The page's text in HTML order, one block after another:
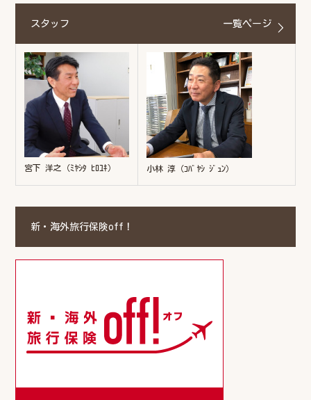
スタッフ 一覧ページ
宮下 洋之（ﾐﾔｼﾀ ﾋﾛﾕｷ） 小林 淳（ｺﾊﾞﾔｼ ｼﾞｭﾝ）
新・海外旅行保険off！